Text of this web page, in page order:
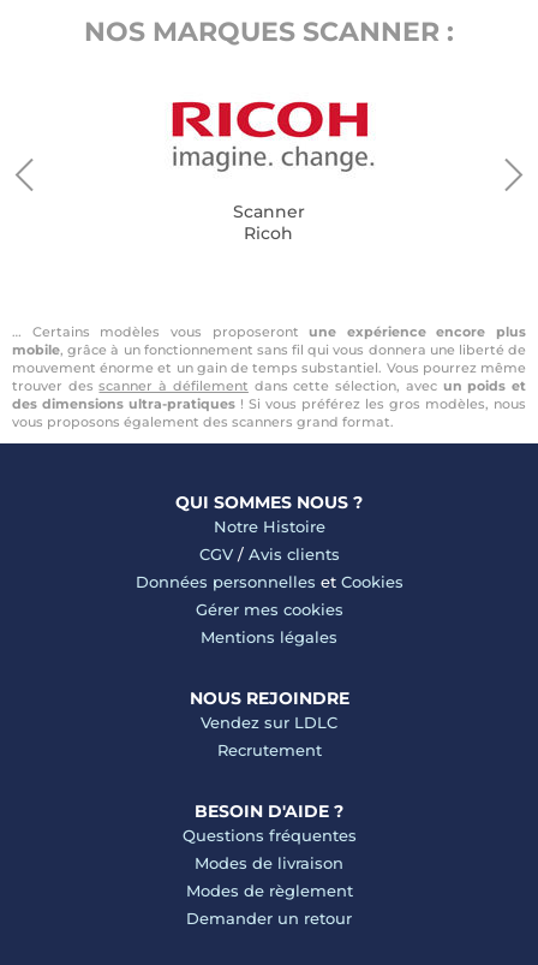
NOS MARQUES SCANNER :
Scanner
Ricoh
… Certains modèles vous proposerontune expérience encore plus
mobile, grâce à un fonctionnement sans fil qui vous donnera une liberté de
mouvement énorme et un gain de temps substantiel. Vous pourrez même
trouver desscanner à défilement dans cette sélection, avec un poids et
des dimensions ultra-pratiques ! Si vous préférez les gros modèles, nous
vous proposons également des scanners grand format.
QUI SOMMES NOUS ?
Notre Histoire
CGV/ Avis clients
Données personnelles et Cookies
Gérer mes cookies
Mentions légales
NOUS REJOINDRE
Vendez sur LDLC
Recrutement
BESOIN D'AIDE ?
Questions fréquentes
Modes de livraison
Modes de règlement
Demander un retour